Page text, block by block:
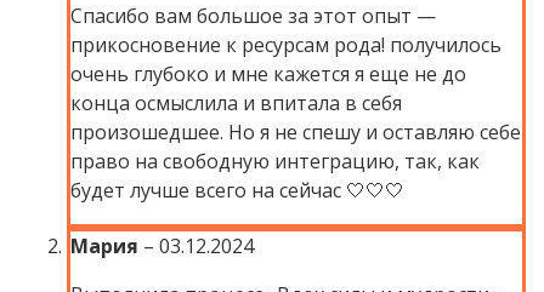
Спасибо вам большое за этот опыт —
прикосновение к ресурсам рода! получилось
очень глубоко и мне кажется я еще не до
конца осмыслила и впитала в себя
произошедшее. Но я не спешу и оставляю себе
право на свободную интеграцию, так, как
будет лучше всего на сейчас 🤍🤍🤍
Мария – 03.12.2024